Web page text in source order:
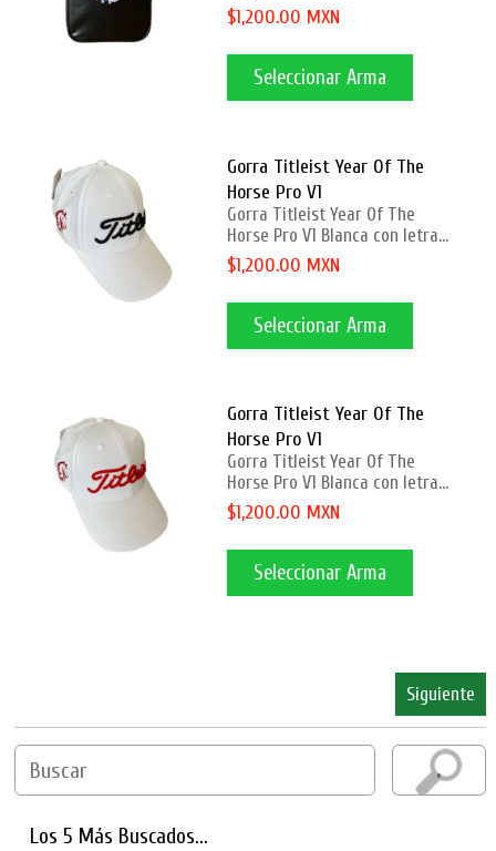
$1,200.00 MXN
Seleccionar Arma
Gorra Titleist Year Of The
Horse Pro V1
Gorra Titleist Year Of The
Horse Pro V1 Blanca con letra...
$1,200.00 MXN
Seleccionar Arma
Gorra Titleist Year Of The
Horse Pro V1
Gorra Titleist Year Of The
Horse Pro V1 Blanca con letra...
$1,200.00 MXN
Seleccionar Arma
Siguiente
Los 5 Más Buscados...